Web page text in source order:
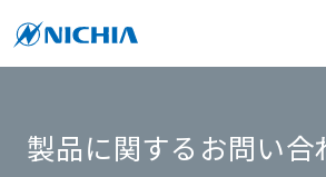
製品に関するお問い合